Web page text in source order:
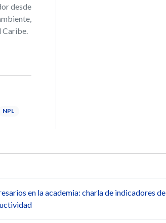
desde
Caribe.
NPL
en la academia: charla de indicadores de